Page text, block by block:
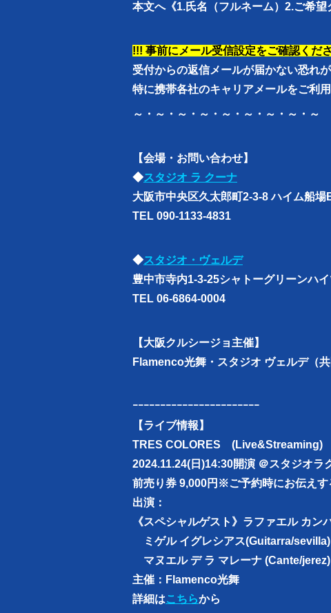
本文へ《1.氏名（フルネーム）2.ご希望
!!! 事前にメール受信設定をご確認くだ
受付からの返信メールが届かない恐れ
特に携帯各社のキャリアメールをご利
～・～・～・～・～・～・～・～・～
【会場・お問い合わせ】
◆スタジオ ラ クーナ
大阪市中央区久太郎町2-3-8 ハイム船場
TEL 090-1133-4831
◆スタジオ・ヴェルデ
豊中市寺内1-3-25シャトーグリーンハ
TEL 06-6864-0004
【大阪クルシージョ主催】
Flamenco光舞・スタジオ ヴェルデ（共
ｰｰｰｰｰｰｰｰｰｰｰｰｰｰｰｰｰｰｰｰｰｰｰ
【ライブ情報】
TRES COLORES (Live&Streaming)
2024.11.24(日)14:30開演 ＠スタジオラ
前売り券 9,000円 ※ご予約時にお伝えす
出演：
《スペシャルゲスト》 ラファエル カン
ミゲル イグレシアス(Guitarra/sevilla)
マヌエル デ ラ マレーナ (Cante/jerez)
主催：Flamenco光舞
詳細はこちらから